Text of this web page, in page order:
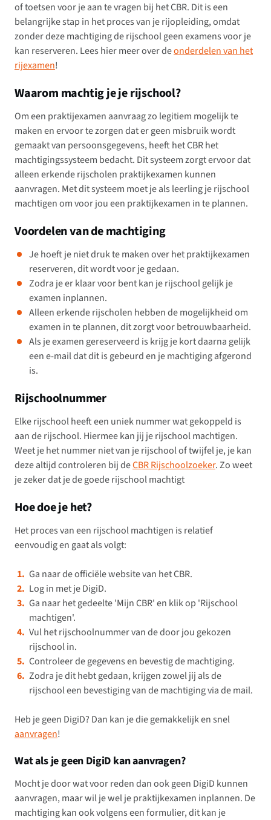
of toetsen voor je aan te vragen bij het CBR. Dit is een
belangrijke stap in het proces van je rijopleiding, omdat
zonder deze machtiging de rijschool geen examens voor je
kan reserveren. Lees hier meer over deonderdelen van het
rijexamen!
Waarom machtig je je rijschool?
Om een praktijexamen aanvraag zo legitiem mogelijk te
maken en ervoor te zorgen dat er geen misbruik wordt
gemaakt van persoonsgegevens, heeft het CBR het
machtigingssysteem bedacht. Dit systeem zorgt ervoor dat
alleen erkende rijscholen praktijkexamen kunnen
aanvragen. Met dit systeem moet je als leerling je rijschool
machtigen om voor jou een praktijkexamen in te plannen.
Voordelen van de machtiging
Je hoeft je niet druk te maken over het praktijkexamen
reserveren, dit wordt voor je gedaan.
Zodra je er klaar voor bent kan je rijschool gelijk je
examen inplannen.
Alleen erkende rijscholen hebben de mogelijkheid om
examen in te plannen, dit zorgt voor betrouwbaarheid.
Als je examen gereserveerd is krijg je kort daarna gelijk
een e-mail dat dit is gebeurd en je machtiging afgerond
is.
Rijschoolnummer
Elke rijschool heeft een uniek nummer wat gekoppeld is
aan de rijschool. Hiermee kan jij je rijschool machtigen.
Weet je het nummer niet van je rijschool of twijfel je, je kan
deze altijd controleren bij deCBR Rijschoolzoeker. Zo weet
je zeker dat je de goede rijschool machtigt
Hoe doe je het?
Het proces van een rijschool machtigen is relatief
eenvoudig en gaat als volgt:
Ga naar de officiële website van het CBR.
Log in met je DigiD.
Ga naar het gedeelte 'Mijn CBR' en klik op 'Rijschool
machtigen'.
Vul het rijschoolnummer van de door jou gekozen
rijschool in.
Controleer de gegevens en bevestig de machtiging.
Zodra je dit hebt gedaan, krijgen zowel jij als de
rijschool een bevestiging van de machtiging via de mail.
Heb je geen DigiD? Dan kan je die gemakkelijk en snel
aanvragen!
Wat als je geen DigiD kan aanvragen?
Mocht je door wat voor reden dan ook geen DigiD kunnen
aanvragen, maar wil je wel je praktijkexamen inplannen. De
machtiging kan ook volgens een formulier, dit kan je